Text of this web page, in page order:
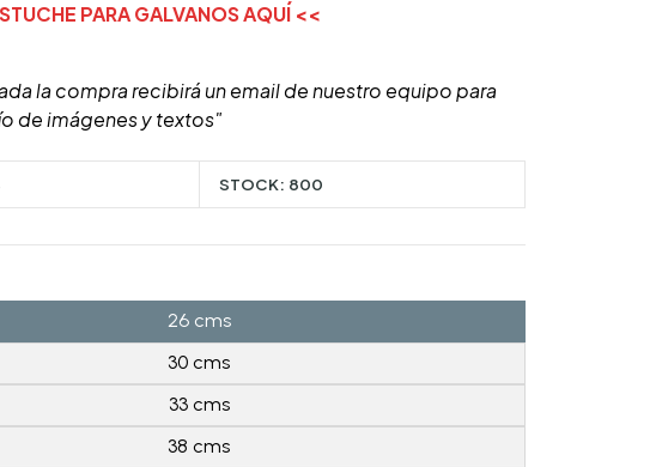
PARA GALVANOS AQUÍ <<
la compra recibirá un email de nuestro equipo para
de imágenes y textos"
STOCK: 800
26 cms
30 cms
33 cms
38 cms